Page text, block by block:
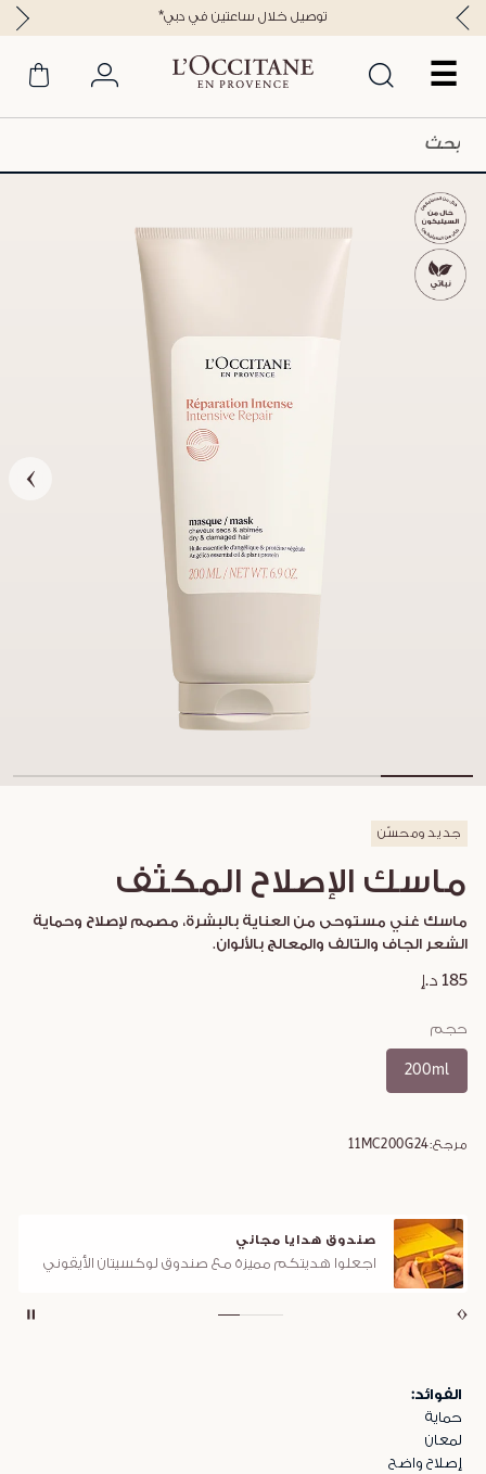
☰
*توصيل خلال ساعتين في دبي
جديد ومحسّن
ماسك الإصلاح المكثف
ماسك غني مستوحى من العناية بالبشرة، مصمم لإصلاح وحماية
الشعر الجاف والتالف والمعالج بالألوان.
185 د.إ
حجم
200ml
مرجع:11MC200G24
صندوق هدايا مجاني
اجعلوا هديتكم مميزة مع صندوق لوكسيتان الأيقوني
الفوائد:
حماية
لمعان
إصلاح واضح